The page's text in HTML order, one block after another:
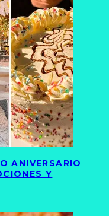
ANIVERSARIO
Y